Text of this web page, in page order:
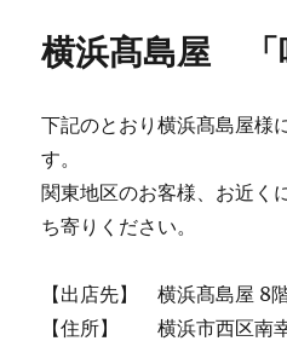
ー
横浜髙島屋 「
下記のとおり横浜髙島屋様
す。
関東地区のお客様、お近く
ち寄りください。
【出店先】 横浜髙島屋 8
【住所】 横浜市西区南